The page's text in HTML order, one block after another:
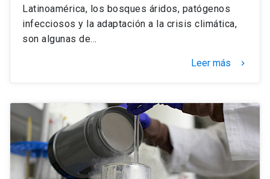
Latinoamérica, los bosques áridos, patógenos
infecciosos y la adaptación a la crisis climática,
son algunas de…
Leer más keyboard_arrow_right